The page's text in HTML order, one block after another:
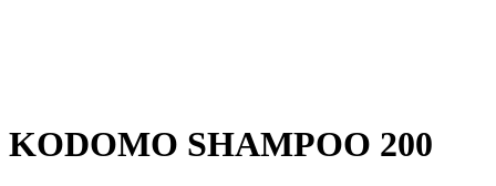
KODOMO SHAMPOO 200